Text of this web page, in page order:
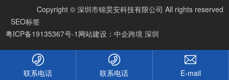
Copyright © 深圳市锦昊安科技有限公司 All rights reserved
SEO标签
粤ICP备19135367号-1 网站建设：中企跨境 深圳
联系电话 联系电话